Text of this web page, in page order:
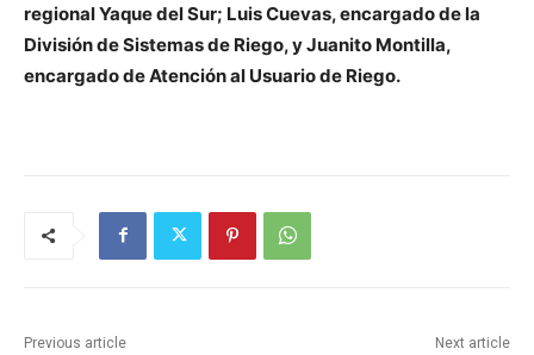
regional Yaque del Sur; Luis Cuevas, encargado de la
División de Sistemas de Riego, y Juanito Montilla,
encargado de Atención al Usuario de Riego.
Previous article Next article